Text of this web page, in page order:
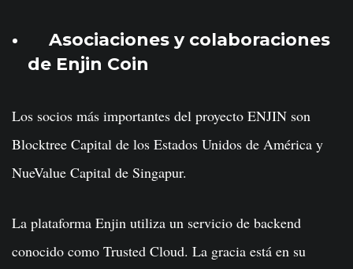
Asociaciones y colaboraciones
de Enjin Coin
Los socios más importantes del proyecto ENJIN son
Blocktree Capital de los Estados Unidos de América y
NueValue Capital de Singapur.
La plataforma Enjin utiliza un servicio de backend
conocido como Trusted Cloud. La gracia está en su